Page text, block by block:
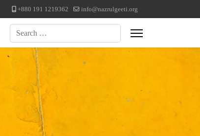
+880 191 1219362 info@nazrulgeeti.org
Search